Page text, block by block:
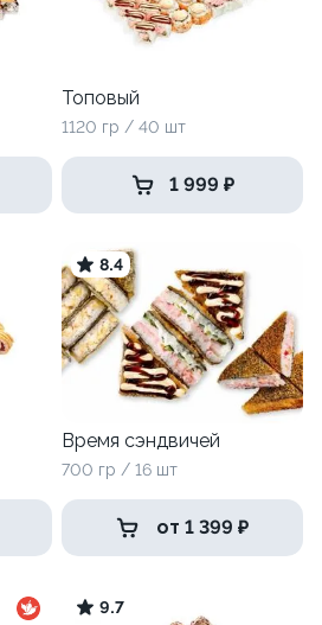
Топовый
1120 гр / 40 шт
1 999 ₽
8.4
Время сэндвичей
700 гр / 16 шт
от 1 399 ₽
9.7